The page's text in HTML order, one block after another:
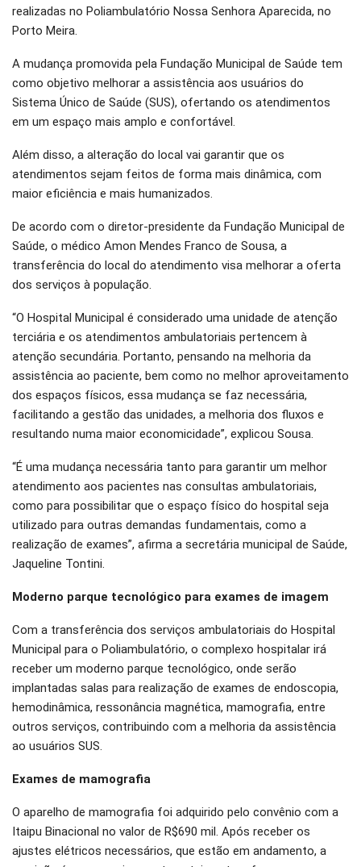
realizadas no Poliambulatório Nossa Senhora Aparecida, no
Porto Meira.
A mudança promovida pela Fundação Municipal de Saúde tem
como objetivo melhorar a assistência aos usuários do
Sistema Único de Saúde (SUS), ofertando os atendimentos
em um espaço mais amplo e confortável.
Além disso, a alteração do local vai garantir que os
atendimentos sejam feitos de forma mais dinâmica, com
maior eficiência e mais humanizados.
De acordo com o diretor-presidente da Fundação Municipal de
Saúde, o médico Amon Mendes Franco de Sousa, a
transferência do local do atendimento visa melhorar a oferta
dos serviços à população.
“O Hospital Municipal é considerado uma unidade de atenção
terciária e os atendimentos ambulatoriais pertencem à
atenção secundária. Portanto, pensando na melhoria da
assistência ao paciente, bem como no melhor aproveitamento
dos espaços físicos, essa mudança se faz necessária,
facilitando a gestão das unidades, a melhoria dos fluxos e
resultando numa maior economicidade”, explicou Sousa.
“É uma mudança necessária tanto para garantir um melhor
atendimento aos pacientes nas consultas ambulatoriais,
como para possibilitar que o espaço físico do hospital seja
utilizado para outras demandas fundamentais, como a
realização de exames”, afirma a secretária municipal de Saúde,
Jaqueline Tontini.
Moderno parque tecnológico para exames de imagem
Com a transferência dos serviços ambulatoriais do Hospital
Municipal para o Poliambulatório, o complexo hospitalar irá
receber um moderno parque tecnológico, onde serão
implantadas salas para realização de exames de endoscopia,
hemodinâmica, ressonância magnética, mamografia, entre
outros serviços, contribuindo com a melhoria da assistência
ao usuários SUS.
Exames de mamografia
O aparelho de mamografia foi adquirido pelo convênio com a
Itaipu Binacional no valor de R$690 mil. Após receber os
ajustes elétricos necessários, que estão em andamento, a